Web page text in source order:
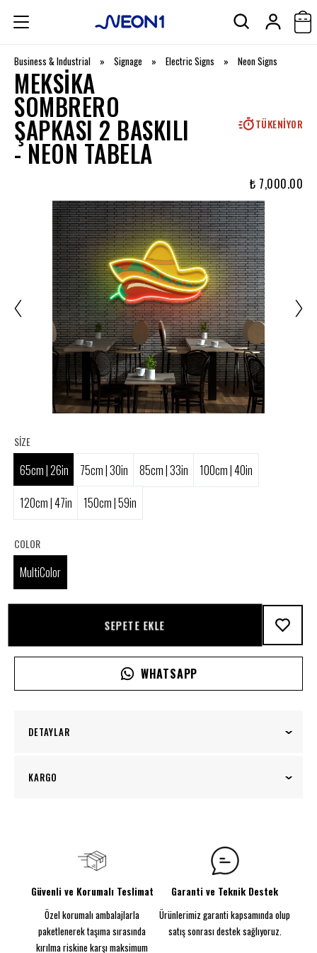
Business & Industrial » Signage » Electric Signs » Neon Signs
MEKSIKA
SOMBRERO
ŞAPKASI 2 BASKILI
- NEON TABELA
TÜKENIYOR
₺ 7,000.00
SIZE
65cm | 26in 75cm | 30in 85cm | 33in
100cm | 40in
120cm | 47in
150cm | 59in
COLOR
MultiColor
SEPETE EKLE
WHATSAPP
DETAYLAR
Meksika Sombrero Şapkası 2 Baskılı - Neon Tabela
mekanınıza kendinize özel bir imza ekleyin.
Görünen Ebat: 65CM
Parlayacak şekilde tasarlandı
Baskılı Neon Tabela
Enerji tasarruflu neon flex
5MM Dekota
KARGO
Güvenli ve Korumalı Teslimat
Özel korumalı ambalajlarla
paketlenerek taşıma sırasında
kırılma riskine karşı maksimum
Garanti ve Teknik Destek
Ürünlerimiz garanti kapsamında olup
satış sonrası destek sağlıyoruz.